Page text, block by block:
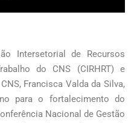
Intersetorial de Recursos
do CNS (CIRHRT) e
Francisca Valda da Silva,
para o fortalecimento do
Nacional de Gestão